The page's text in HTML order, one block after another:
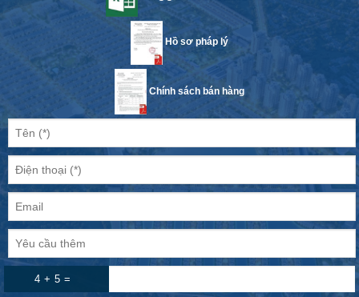
Hồ sơ pháp lý
Chính sách bán hàng
4 + 5 =